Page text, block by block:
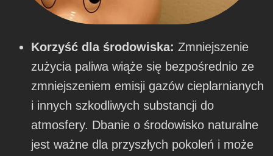
Korzyść dla środowiska: Zmniejszenie
zużycia paliwa wiąże się bezpośrednio ze
zmniejszeniem emisji gazów cieplarnianych
i innych szkodliwych substancji do
atmosfery. Dbanie o środowisko naturalne
jest ważne dla przyszłych pokoleń i może